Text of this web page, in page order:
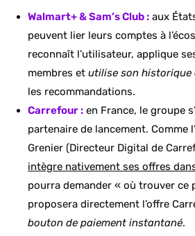
Walmart+ & Sam’s Club : aux
peuvent lier leurs comptes à
reconnaît l’utilisateur, applique
membres et utilise son historique
les recommandations.
Carrefour : en France, le groupe
partenaire de lancement. Comme
Grenier (Directeur Digital de
intègre nativement ses offres
pourra demander « où trouver ce
proposera directement l’offre
bouton de paiement instantané.